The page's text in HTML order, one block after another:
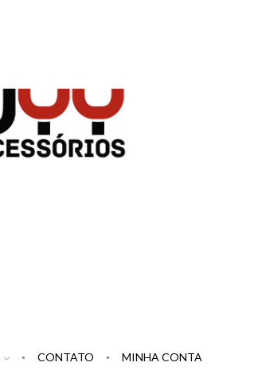
CONTATO MINHA CONTA